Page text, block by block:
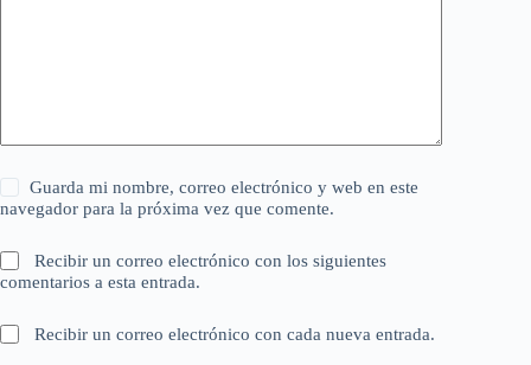
Guarda mi nombre, correo electrónico y web en este
navegador para la próxima vez que comente.
Recibir un correo electrónico con los siguientes
comentarios a esta entrada.
Recibir un correo electrónico con cada nueva entrada.